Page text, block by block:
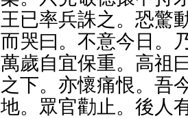
王已率兵誅之。恐驚
而哭曰。不意今日。
萬歲自宜保重。高祖
之下。亦懷痛恨。吾
地。眾官勸止。後人